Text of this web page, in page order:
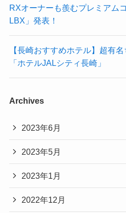
RXオーナーも羨むプレミアム
LBX」発表！
【長崎おすすめホテル】超有
「ホテルJALシティ長崎」
Archives
2023年6月
2023年5月
2023年1月
2022年12月